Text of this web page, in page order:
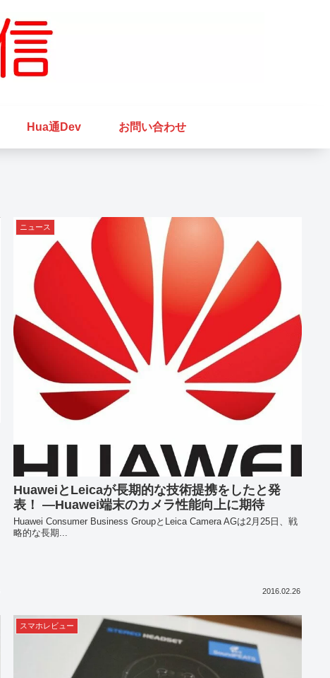
Hua通Dev お問い合わせ
ニュース
HuaweiとLeicaが長期的な技術提携をしたと発
表！ ―Huawei端末のカメラ性能向上に期待
Huawei Consumer Business GroupとLeica Camera AGは2月25日、戦
略的な長期...
2016.02.26
スマホレビュー